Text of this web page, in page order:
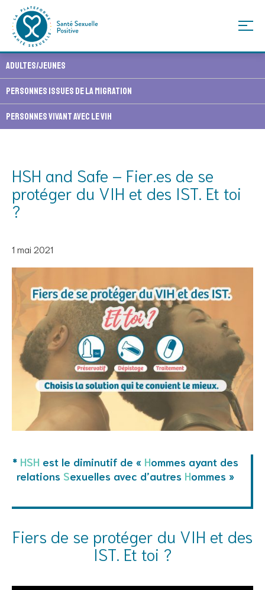
to
content
Adultes/Jeunes
Personnes issues de la migration
Personnes vivant avec le VIH
HSH and Safe – Fier.es de se
protéger du VIH et des IST. Et toi
?
1 mai 2021
* HSH est le diminutif de « Hommes ayant des
relations Sexuelles avec d’autres Hommes »
Fiers de se protéger du VIH et des
IST. Et toi ?